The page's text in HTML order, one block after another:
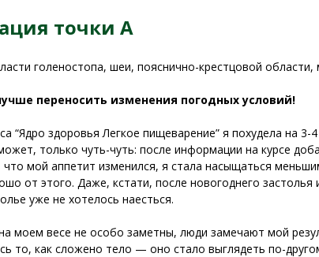
точки А
голеностопа, шеи, пояснично-крестцовой области,
переносить изменения погодных условий!
“Ядро здоровья Легкое пищеварение” я похудела на
только чуть-чуть: после информации на курсе
что мой аппетит изменился, я стала насыщаться
от этого. Даже, кстати, после новогоднего застолья
уже не хотелось наесться.
моем весе не особо заметны, люди замечают мой
то, как сложено тело — оно стало выглядеть по-